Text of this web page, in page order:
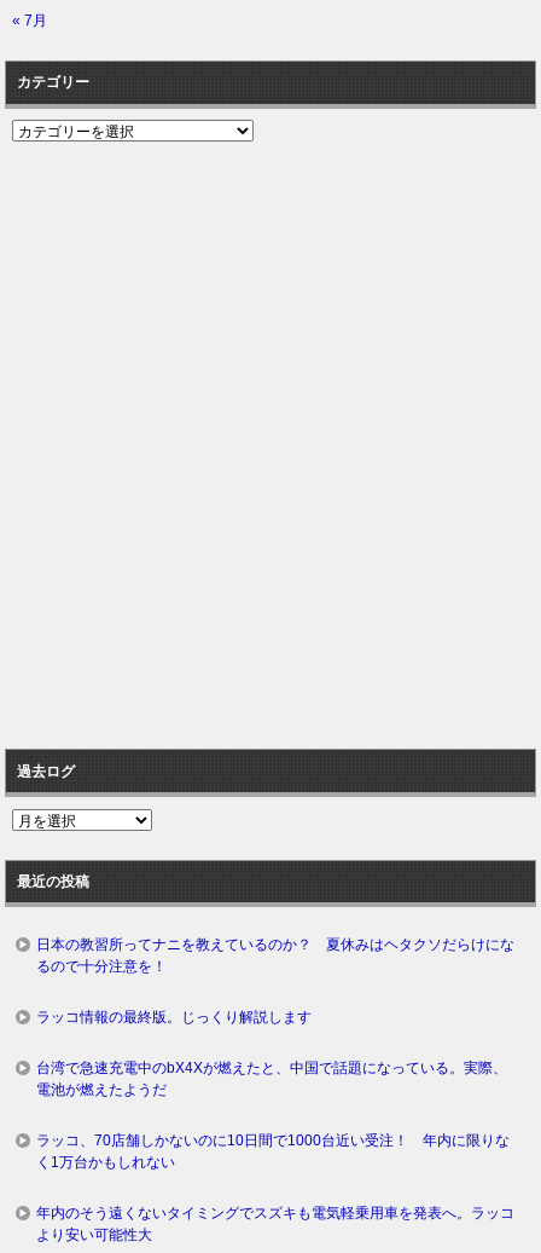
« 7月
カテゴリー
カ
過去ログ
過
ロ
グ
最近の投稿
日本の教習所ってナニを教えているのか？ 夏休みはヘタクソだらけにな
るので十分注意を！
ラッコ情報の最終版。じっくり解説します
台湾で急速充電中のbX4Xが燃えたと、中国で話題になっている。実際、
電池が燃えたようだ
ラッコ、70店舗しかないのに10日間で1000台近い受注！ 年内に限りな
く1万台かもしれない
年内のそう遠くないタイミングでスズキも電気軽乗用車を発表へ。ラッコ
より安い可能性大